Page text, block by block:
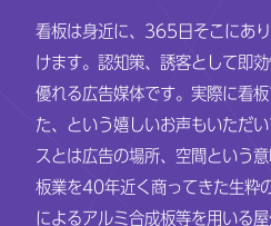
看板は身近に、365日そこにあ
けます。認知策、誘客として即
優れる広告媒体です。実際に看
た、という嬉しいお声もいただ
スとは広告の場所、空間という
板業を40年近く商ってきた生粋
によるアルミ合成板等を用いる